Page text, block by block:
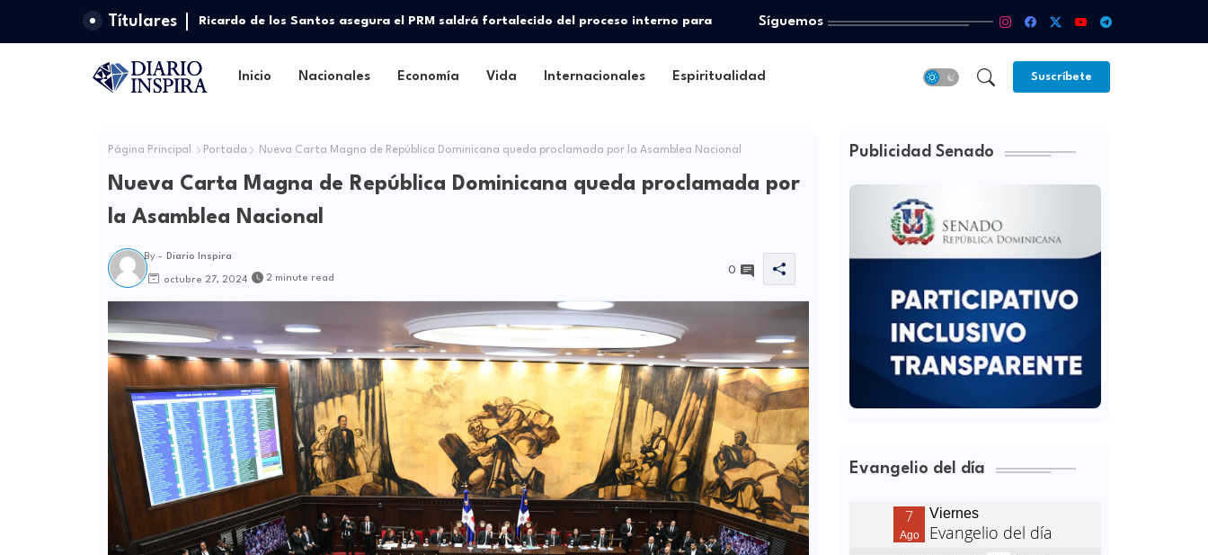
Títulares Ricardo de los Santos asegura el PRM saldrá fortalecido del proceso interno para Síguemos
Inicio Nacionales Economía Vida Internacionales Espiritualidad Suscríbete
Página Principal Portada Nueva Carta Magna de República Dominicana queda proclamada por la Asamblea Nacional
Nueva Carta Magna de República Dominicana queda proclamada por
la Asamblea Nacional
By - Diario Inspira
octubre 27, 2024 2 minute read
0
Publicidad Senado
Evangelio del día